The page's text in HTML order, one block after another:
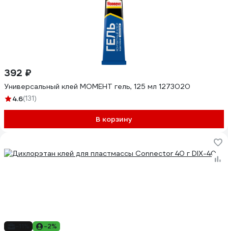
392 ₽
Универсальный клей МОМЕНТ гель, 125 мл 1273020
4.6(131)
В корзину
-2%